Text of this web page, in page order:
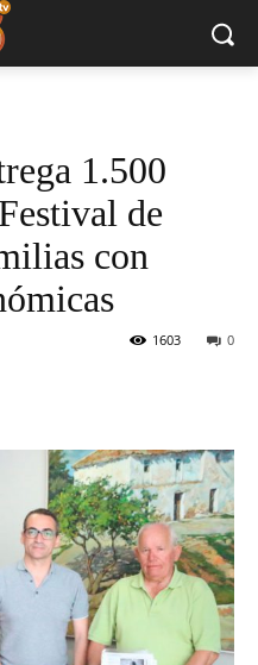
1.500
de
con
0
1603